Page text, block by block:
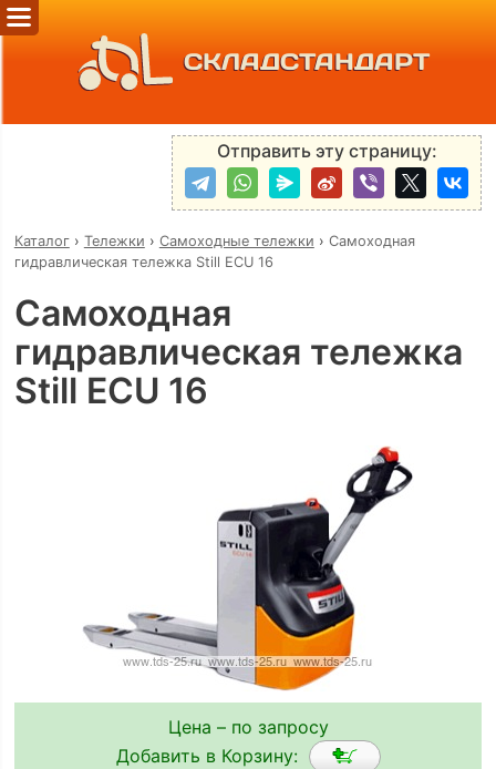
СКЛАДСТАНДАРТ
Отправить эту страницу:
Каталог› Тележки › Самоходные тележки › Самоходная
гидравлическая тележка Still ECU 16
Самоходная
гидравлическая тележка
Still ECU 16
Цена – по запросу
Добавить в Корзину: